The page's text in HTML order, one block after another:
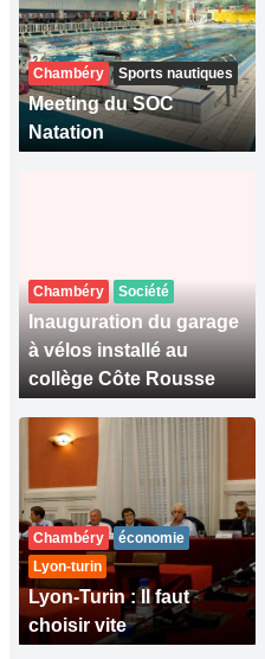
Chambéry Sports nautiques
Meeting du SOC
Natation
Chambéry Société
Inauguration du garage
à vélos installé au
collège Côte Rousse
Chambéry
économie
Lyon-turin
Lyon-Turin : Il faut
choisir vite